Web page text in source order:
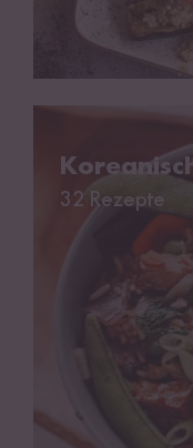
32 Rezepte
Koreanische